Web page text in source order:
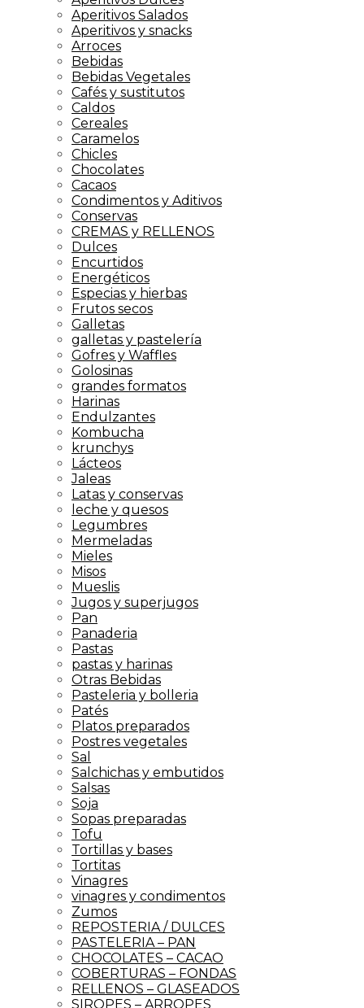
Aperitivos Salados
Aperitivos y snacks
Arroces
Bebidas
Bebidas Vegetales
Cafés y sustitutos
Caldos
Cereales
Caramelos
Chicles
Chocolates
Cacaos
Condimentos y Aditivos
Conservas
CREMAS y RELLENOS
Dulces
Encurtidos
Energéticos
Especias y hierbas
Frutos secos
Galletas
galletas y pastelería
Gofres y Waffles
Golosinas
grandes formatos
Harinas
Endulzantes
Kombucha
krunchys
Lácteos
Jaleas
Latas y conservas
leche y quesos
Legumbres
Mermeladas
Mieles
Misos
Mueslis
Jugos y superjugos
Pan
Panaderia
Pastas
pastas y harinas
Otras Bebidas
Pasteleria y bolleria
Patés
Platos preparados
Postres vegetales
Sal
Salchichas y embutidos
Salsas
Soja
Sopas preparadas
Tofu
Tortillas y bases
Tortitas
Vinagres
vinagres y condimentos
Zumos
REPOSTERIA / DULCES
PASTELERIA – PAN
CHOCOLATES – CACAO
COBERTURAS – FONDAS
RELLENOS – GLASEADOS
SIROPES – ARROPES